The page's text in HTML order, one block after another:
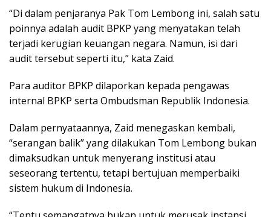
“Di dalam penjaranya Pak Tom Lembong ini, salah satu
poinnya adalah audit BPKP yang menyatakan telah
terjadi kerugian keuangan negara. Namun, isi dari
audit tersebut seperti itu,” kata Zaid.
Para auditor BPKP dilaporkan kepada pengawas
internal BPKP serta Ombudsman Republik Indonesia.
Dalam pernyataannya, Zaid menegaskan kembali,
“serangan balik” yang dilakukan Tom Lembong bukan
dimaksudkan untuk menyerang institusi atau
seseorang tertentu, tetapi bertujuan memperbaiki
sistem hukum di Indonesia.